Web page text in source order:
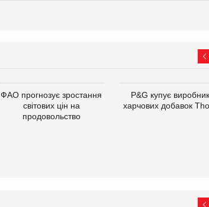
ФАО прогнозує зростання
світових цін на
продовольство
P&G купує
харчових добавок